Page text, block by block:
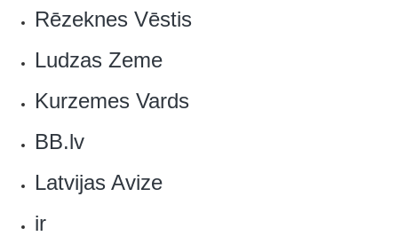
Rēzeknes Vēstis
Ludzas Zeme
Kurzemes Vards
BB.lv
Latvijas Avize
ir